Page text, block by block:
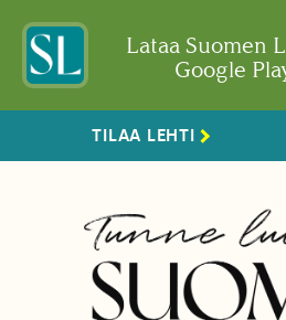
Lataa Suomen
Google
TILAA LEHTI